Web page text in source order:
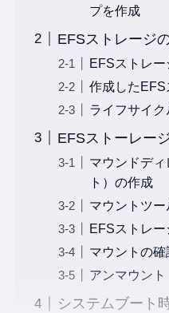
プを作成
EFSストレージ
EFSストレ
作成した
ライフサイク
EFSストーレー
マウンドデ
ト）の作成
マウントツ
EFSストレ
マウントの確
アンマウン
システムブート